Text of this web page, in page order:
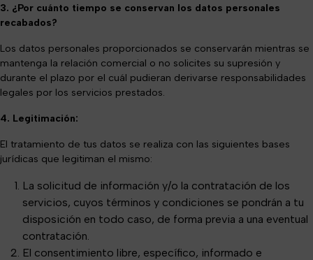
3. ¿Por cuánto tiempo se conservan los datos personales
recabados?
Los datos personales proporcionados se conservarán mientras se
mantenga la relación comercial o no solicites su supresión y
durante el plazo por el cuál pudieran derivarse responsabilidades
legales por los servicios prestados.
4. Legitimación:
El tratamiento de tus datos se realiza con las siguientes bases
jurídicas que legitiman el mismo:
La solicitud de información y/o la contratación de los
servicios, cuyos términos y condiciones se pondrán a tu
disposición en todo caso, de forma previa a una eventual
contratación.
El consentimiento libre, específico, informado e